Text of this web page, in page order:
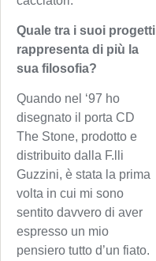
Quale tra i suoi progetti
rappresenta di più la
sua filosofia?
Quando nel ‘97 ho
disegnato il porta CD
The Stone, prodotto e
distribuito dalla F.lli
Guzzini, è stata la prima
volta in cui mi sono
sentito davvero di aver
espresso un mio
pensiero tutto d’un fiato.